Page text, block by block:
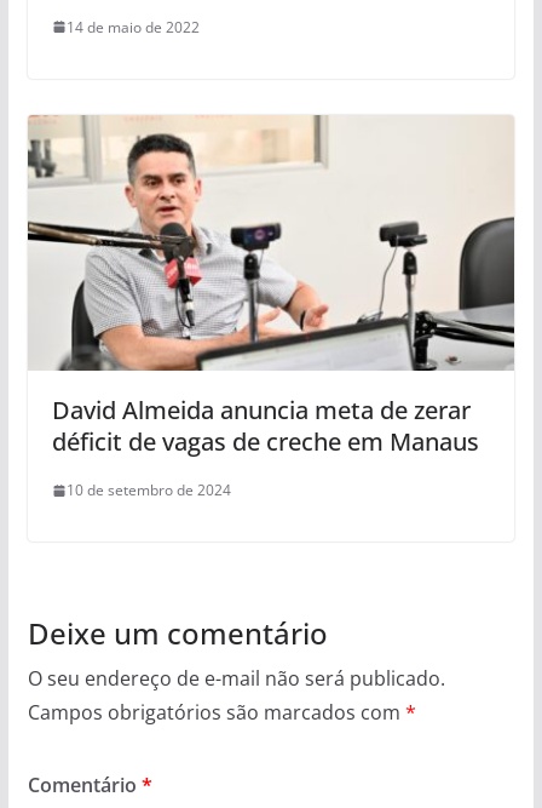
14 de maio de 2022
David Almeida anuncia meta de zerar
déficit de vagas de creche em Manaus
10 de setembro de 2024
Deixe um comentário
O seu endereço de e-mail não será publicado.
Campos obrigatórios são marcados com *
Comentário *